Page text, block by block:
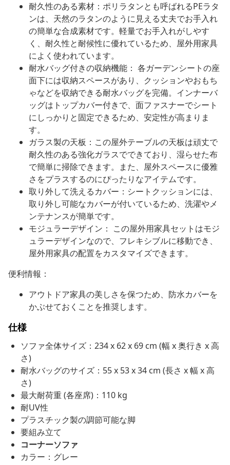
耐久性のある素材：ポリラタンとも呼ばれるPEラタ
ンは、天然のラタンのように見える丈夫でお手入れ
の簡単な合成素材です。軽量でお手入れがしやす
く、耐久性と耐候性に優れているため、屋外用家具
によく使われています。
耐水バッグ付きの収納機能： 各ガーデンシートの座
面下には収納スペースがあり、クッションやおもち
ゃなどを収納できる耐水バッグを完備。インナーバ
ッグはトップカバー付きで、面ファスナーでシート
にしっかりと固定できるため、安定性が高まりま
す。
ガラス製の天板：この屋外テーブルの天板は頑丈で
耐久性のある強化ガラスでできており、湿らせた布
で簡単に掃除できます。また、屋外スペースに優雅
さをプラスするのにぴったりなアイテムです。
取り外して洗えるカバー：シートクッションには、
取り外し可能なカバーが付いているため、洗濯やメ
ンテナンスが簡単です。
モジュラーデザイン： この屋外用家具セットはモジ
ュラーデザインなので、フレキシブルに移動でき、
屋外用家具の配置をカスタマイズできます。
便利情報：
アウトドア家具の美しさを保つため、防水カバーを
かぶせておくことを推奨します。
仕様
ソファ全体サイズ：234 x 62 x 69 cm (幅 x 奥行き x 高
さ)
耐水バッグのサイズ：55 x 53 x 34 cm (長さ x 幅 x 高
さ)
最大耐荷重 (各座席)：110 kg
耐UV性
プラスチック製の調節可能な脚
要組み立て
コーナーソファ
カラー：グレー